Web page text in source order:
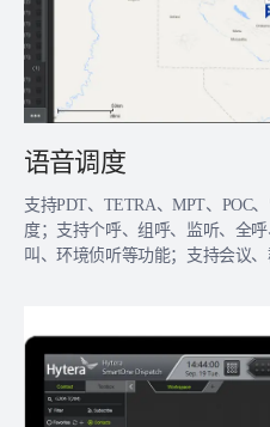
语音调度
支持PDT、TETRA、MPT、POC
度；支持个呼、组呼、监听、全
叫、环境侦听等功能；支持会议、